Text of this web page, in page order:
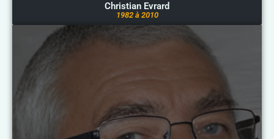
Christian Evrard
1982 à 2010